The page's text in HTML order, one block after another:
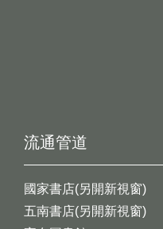
流通管道
國家書店(另開新視窗)
五南書店(另開新視窗)